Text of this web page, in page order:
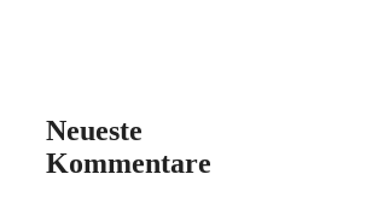
Neueste
Kommentare